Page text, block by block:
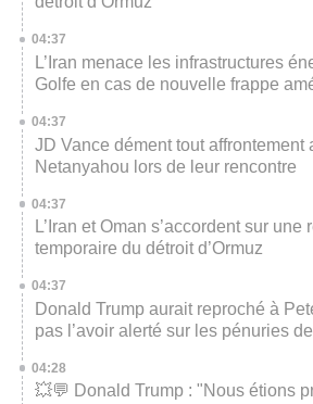
04:37
L’Iran menace les infrastructures
Golfe en cas de nouvelle frappe
04:37
JD Vance dément tout affrontement
Netanyahou lors de leur rencontre
04:37
L’Iran et Oman s’accordent sur une
temporaire du détroit d’Ormuz
04:37
Donald Trump aurait reproché à
pas l’avoir alerté sur les pénuries
04:28
💥💬 Donald Trump : "Nous étions